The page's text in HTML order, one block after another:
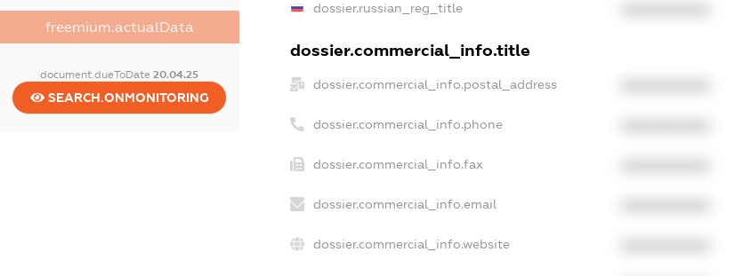
freemium.actualData
document.dueToDate20.04.25
SEARCH.ONMONITORING
dossier.russian_reg_title
dossier.commercial_info.title
dossier.commercial_info.postal_address
dossier.commercial_info.phone
dossier.commercial_info.fax
dossier.commercial_info.email
dossier.commercial_info.website